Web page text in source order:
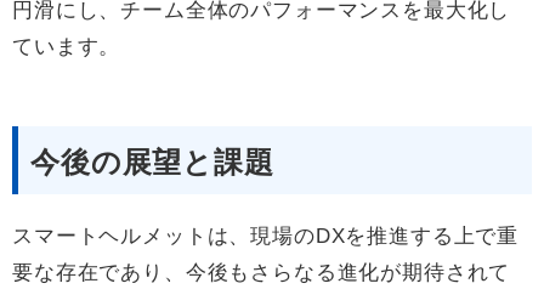
円滑にし、チーム全体のパフォーマンスを最大化し
ています。
今後の展望と課題
スマートヘルメットは、現場のDXを推進する上で重
要な存在であり、今後もさらなる進化が期待されて